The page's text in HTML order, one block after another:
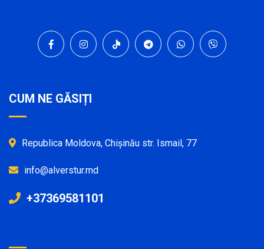
CUM NE GĂSIȚI
Republica Moldova, Chișinău str. Ismail, 77
info@alverstur.md
+37369581101